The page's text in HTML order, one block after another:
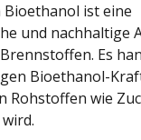
Bioethanol ist eine
und nachhaltige
Es
Bioethanol-
Rohstoffen wie